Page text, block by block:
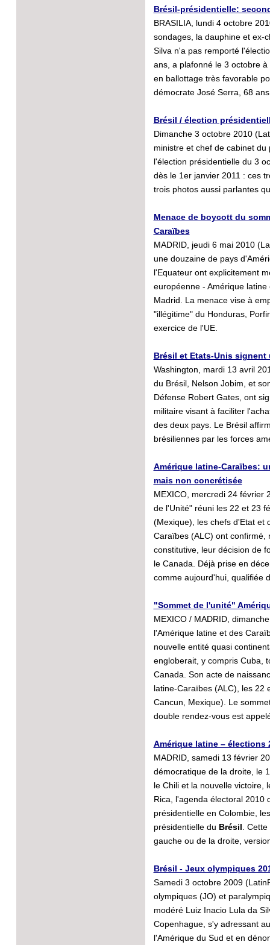
Brésil-présidentielle:
BRASILIA, lundi 4 octobre
sondages, la dauphine et ex-
Silva n'a pas remporté
ans, a plafonné le 3 octobre
en ballottage très favorable
démocrate José Serra, 68
Brésil / élection
Dimanche 3 octobre 2010
ministre et chef de cabinet
l'élection présidentielle du 3
dès le 1er janvier 2011 : ces
trois photos aussi parlantes
Menace de boycott du
Caraïbes
MADRID, jeudi 6 mai 2010
une douzaine de pays
l'Equateur ont explicitement
européenne - Amérique
Madrid. La menace vise à
"illégitime" du Honduras,
exercice de l'UE.
Brésil et Etats-Unis
Washington, mardi 13 avril
du Brésil, Nelson Jobim, et
Défense Robert Gates, ont
militaire visant à faciliter
des deux pays. Le Brésil
brésiliennes par les forces
Amérique latine-Caraïbes:
mais non concrétisée
MEXICO, mercredi 24 février
de l'Unité" réuni les 22 et 23
(Mexique), les chefs d'Etat et
Caraïbes (ALC) ont confirmé,
constitutive, leur décision de
le Canada. Déjà prise en
comme aujourd'hui, qualifiée
"Sommet de l'unité"
MEXICO / MADRID,
l'Amérique latine et des
nouvelle entité quasi
engloberait, y compris Cuba,
Canada. Son acte de
latine-Caraïbes (ALC), les 22
Cancun, Mexique). Le
double rendez-vous est
Amérique latine – élections
MADRID, samedi 13 février
démocratique de la droite, le
le Chili et la nouvelle victoire,
Rica, l'agenda électoral 2010
présidentielle en Colombie,
présidentielle du Brésil .
gauche ou de la droite,
Brésil - Jeux olympiques
Samedi 3 octobre 2009
olympiques (JO) et
modéré Luiz Inacio Lula da
Copenhague, s'y adressant
l'Amérique du Sud et en